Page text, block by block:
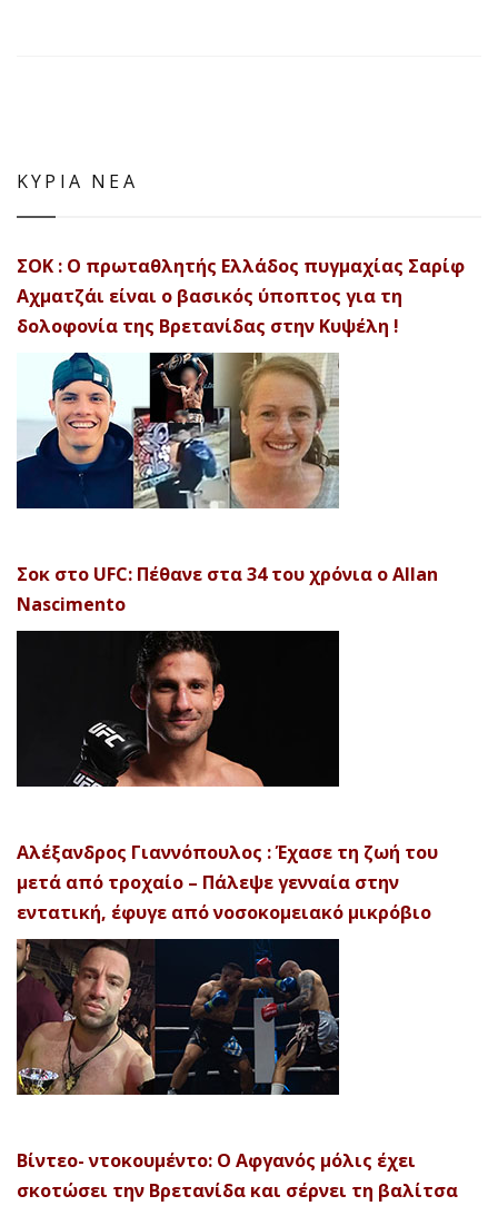
ΚΥΡΙΑ ΝΕΑ
ΣΟΚ : Ο πρωταθλητής Ελλάδος πυγμαχίας Σαρίφ
Αχματζάι είναι ο βασικός ύποπτος για τη
δολοφονία της Βρετανίδας στην Κυψέλη !
Σοκ στο UFC: Πέθανε στα 34 του χρόνια ο Allan
Nascimento
Αλέξανδρος Γιαννόπουλος : Έχασε τη ζωή του
μετά από τροχαίο – Πάλεψε γενναία στην
εντατική, έφυγε από νοσοκομειακό μικρόβιο
Βίντεο- ντοκουμέντο: Ο Αφγανός μόλις έχει
σκοτώσει την Βρετανίδα και σέρνει τη βαλίτσα